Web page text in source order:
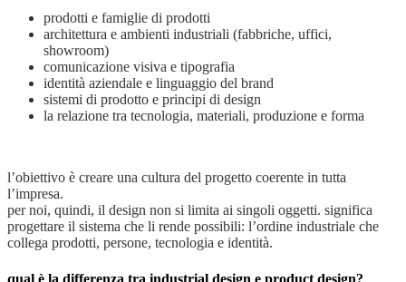
prodotti e famiglie di prodotti
architettura e ambienti industriali (fabbriche, uffici,
showroom)
comunicazione visiva e tipografia
identità aziendale e linguaggio del brand
sistemi di prodotto e principi di design
la relazione tra tecnologia, materiali, produzione e forma
l’obiettivo è creare una cultura del progetto coerente in tutta
l’impresa.
per noi, quindi, il design non si limita ai singoli oggetti. significa
progettare il sistema che li rende possibili: l’ordine industriale che
collega prodotti, persone, tecnologia e identità.
qual è la differenza tra industrial design e product design?